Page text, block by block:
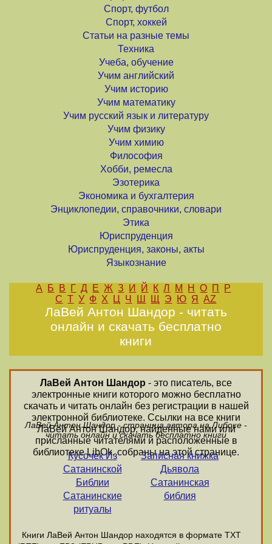
Спорт, футбол
Спорт, хоккей
Статьи на разные темы
Техника
Учеба, обучение
Учим английский
Учим историю
Учим математику
Учим русский язык и литературу
Учим физику
Учим химию
Философия
Хобби, ремесла
Эзотерика
Экономика и бухгалтерия
Энциклопедии, справочники, словари
Этика
Юриспруденция
Юриспруденция, законы, акты
Языкознание
А Б В Г Д Е Ж З И Й К Л М Н О П
Р
С Т У Ф Х Ц Ч Ш Щ Э Ю Я AZ
ЛаВей Антон Шандоp - читать
онлайн и скачать бесплатно
книги
ЛаВей Антон Шандоp - это писатель, все
электронные книги которого можно бесплатно
скачать и читать онлайн без регистрации в нашей
электронной библиотеке. Ссылки на все книги
ЛаВей Антон Шандоp, найденные нами или
присланные читателями и расположенные в
библиотеке LibOk, собраны на этой странице.
ЛаВей Антон Шандоp - страница автора на Либоке -
читать онлайн и скачать бесплатно книги
Кусочек Из
Сатанинской
Библии
Сатанинские
ритуалы
Записная книжка
Дьявола
Сатанинская
библия
Книги ЛаВей Антон Шандоp находятся в формате ТХТ